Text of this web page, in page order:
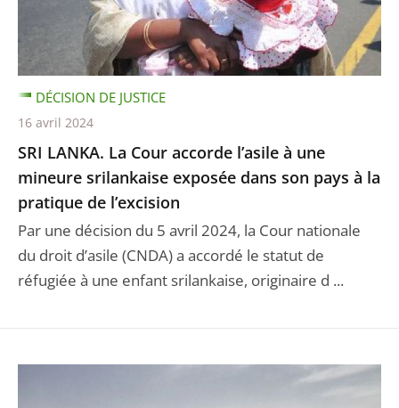
SRI LANKA. La Cour accorde l’asile à une
mineure srilankaise exposée dans son pays à la
pratique de l’excision
Par une décision du 5 avril 2024, la Cour nationale
du droit d’asile (CNDA) a accordé le statut de
réfugiée à une enfant srilankaise, originaire d ...
DÉCISION DE JUSTICE
16 avril 2024